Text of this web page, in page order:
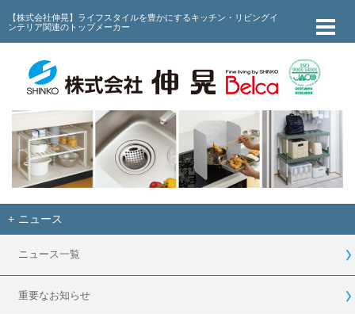
【株式会社伸晃】ライフスタイルを豊かにするキッチン・リビングイ
ンテリア関連のトップメーカー
ニュース
ニュース一覧
重要なお知らせ